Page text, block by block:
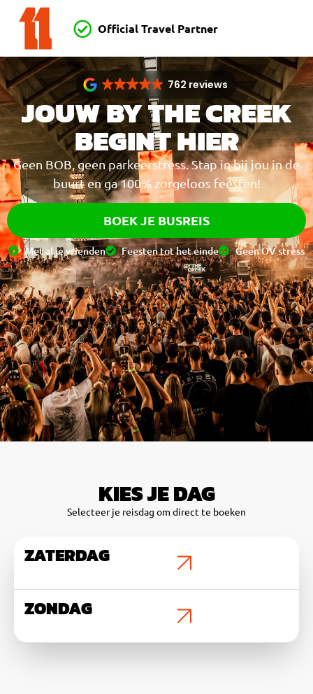
Official Travel Partner
762 reviews
JOUW BY THE CREEK
BEGINT HIER
Geen BOB, geen parkeerstress. Stap in bij jou in de
buurt en ga 100% zorgeloos feesten!
BOEK JE BUSREIS
Met al je vrienden Feesten tot het einde Geen OV stress
KIES JE DAG
Selecteer je reisdag om direct te boeken
ZATERDAG
ZONDAG